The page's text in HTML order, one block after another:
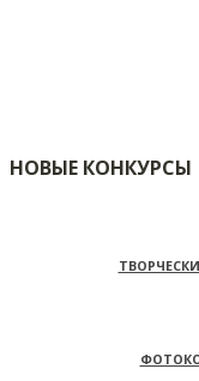
НОВЫЕ КОНКУРСЫ